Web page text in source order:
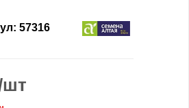
57316